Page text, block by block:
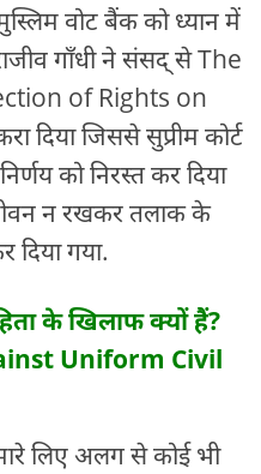
वोट बैंक को ध्यान में
गाँधी ने संसद् से The
of Rights on
दिया जिससे सुप्रीम कोर्ट
को निरस्त कर दिया
न रखकर तलाक के
गया.
के खिलाफ क्यों हैं?
Uniform Civil
लिए अलग से कोई भी